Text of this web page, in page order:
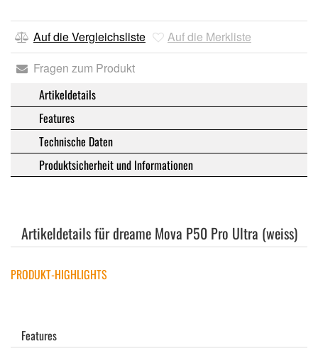
Auf die Vergleichsliste
Auf die Merkliste
Fragen zum Produkt
Artikeldetails
Features
Technische Daten
Produktsicherheit und Informationen
Artikeldetails für dreame Mova P50 Pro Ultra (weiss)
PRODUKT-HIGHLIGHTS
Features